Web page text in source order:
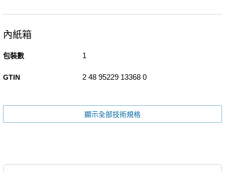
內紙箱
包裝數 1
GTIN 2 48 95229 13368 0
顯示全部技術規格